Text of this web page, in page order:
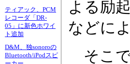
ティアック、PCM
レコーダ「DR-
05」に新色ホワイ
ト追加
D&M、独sonoroの
Bluetooth/iPodスピ
よる励
などに
そこで